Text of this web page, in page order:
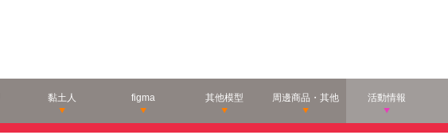
黏土人 figma 其他模型 周邊商品・其他 活動情報